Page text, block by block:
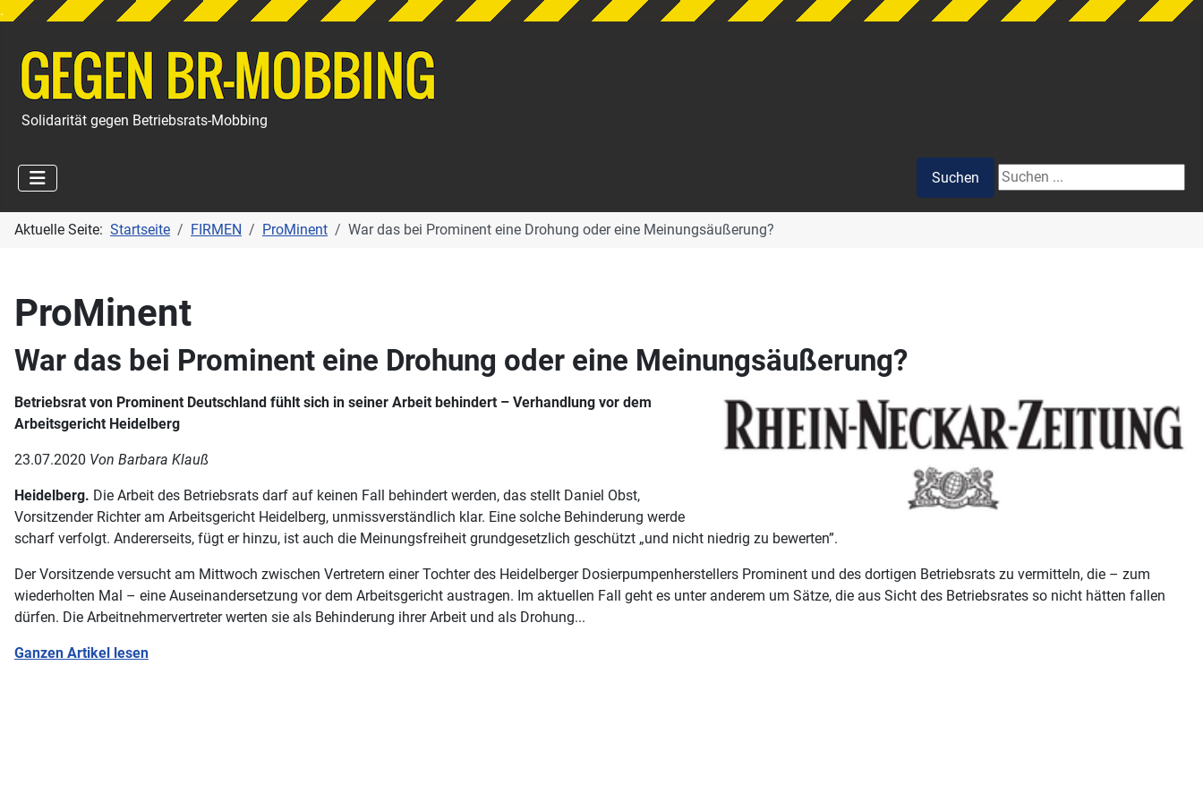
.
Solidarität gegen Betriebsrats-Mobbing
Suchen
Suchen
Aktuelle Seite: Startseite FIRMEN ProMinent War das bei Prominent eine Drohung oder eine Meinungsäußerung?
ProMinent
War das bei Prominent eine Drohung oder eine Meinungsäußerung?
Betriebsrat von Prominent Deutschland fühlt sich in seiner Arbeit behindert – Verhandlung vor dem
Arbeitsgericht Heidelberg
23.07.2020 Von Barbara Klauß
Heidelberg. Die Arbeit des Betriebsrats darf auf keinen Fall behindert werden, das stellt Daniel Obst,
Vorsitzender Richter am Arbeitsgericht Heidelberg, unmissverständlich klar. Eine solche Behinderung werde
scharf verfolgt. Andererseits, fügt er hinzu, ist auch die Meinungsfreiheit grundgesetzlich geschützt „und nicht niedrig zu bewerten”.
Der Vorsitzende versucht am Mittwoch zwischen Vertretern einer Tochter des Heidelberger Dosierpumpenherstellers Prominent und des dortigen Betriebsrats zu vermitteln, die – zum
wiederholten Mal – eine Auseinandersetzung vor dem Arbeitsgericht austragen. Im aktuellen Fall geht es unter anderem um Sätze, die aus Sicht des Betriebsrates so nicht hätten fallen
dürfen. Die Arbeitnehmervertreter werten sie als Behinderung ihrer Arbeit und als Drohung...
Ganzen Artikel lesen